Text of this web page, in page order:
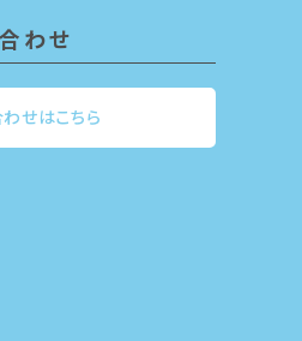
わせ
せはこちら